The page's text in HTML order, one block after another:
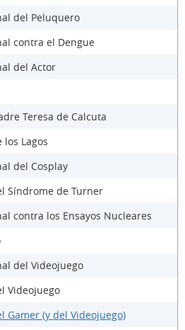
del Peluquero
contra el Dengue
del Actor
Teresa de Calcuta
Lagos
del Cosplay
Síndrome de Turner
contra los Ensayos Nucleares
del Videojuego
Videojuego
Gamer (y del Videojuego)